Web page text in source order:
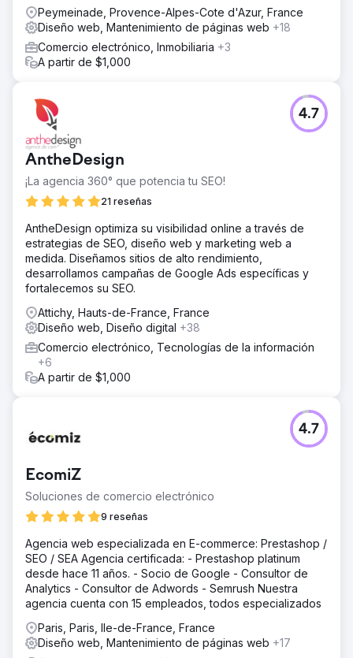
Peymeinade, Provence-Alpes-Cote d'Azur, France
Diseño web, Mantenimiento de páginas web +18
Comercio electrónico, Inmobiliaria +3
A partir de $1,000
AntheDesign
¡La agencia 360° que potencia tu SEO!
21 reseñas
4.7
AntheDesign optimiza su visibilidad online a través de
estrategias de SEO, diseño web y marketing web a
medida. Diseñamos sitios de alto rendimiento,
desarrollamos campañas de Google Ads específicas y
fortalecemos su SEO.
Attichy, Hauts-de-France, France
Diseño web, Diseño digital +38
Comercio electrónico, Tecnologías de la información
+6
A partir de $1,000
EcomiZ
Soluciones de comercio electrónico
9 reseñas
4.7
Agencia web especializada en E-commerce: Prestashop /
SEO / SEA Agencia certificada: - Prestashop platinum
desde hace 11 años. - Socio de Google - Consultor de
Analytics - Consultor de Adwords - Semrush Nuestra
agencia cuenta con 15 empleados, todos especializados
Paris, Paris, Ile-de-France, France
Diseño web, Mantenimiento de páginas web +17